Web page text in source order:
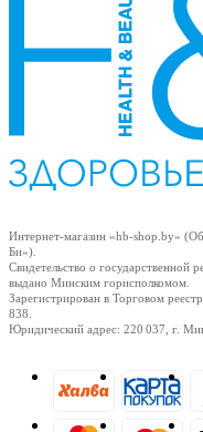
Интернет-магазин «hb-shop.by»
Би»).
Свидетельство о государственной
выдано Минским горисполкомом.
Зарегистрирован в Торговом
838.
Юридический адрес: 220 037, г.